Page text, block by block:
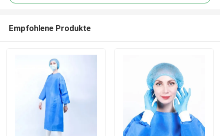
Empfohlene Produkte